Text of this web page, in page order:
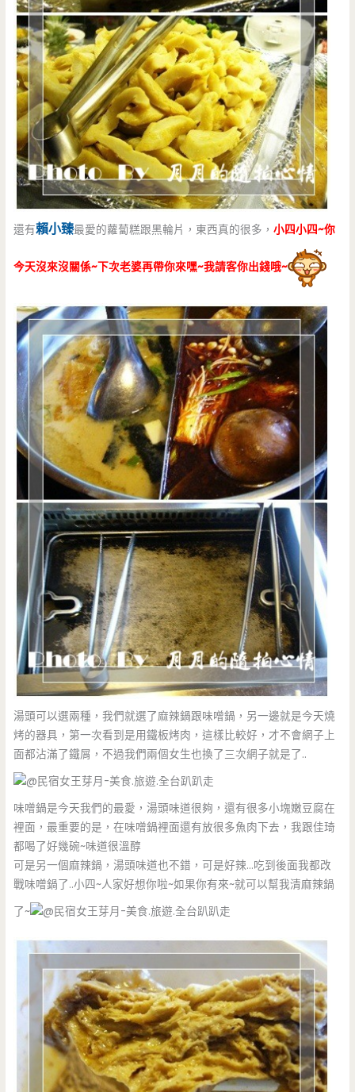
還有賴小臻最愛的蘿蔔糕跟黑輪片，東西真的很多，小四小四~你
今天沒來沒關係~下次老婆再帶你來嘿~我請客你出錢哦~
湯頭可以選兩種，我們就選了麻辣鍋跟味噌鍋，另一邊就是今天燒
烤的器具，第一次看到是用鐵板烤肉，這樣比較好，才不會網子上
面都沾滿了鐵屑，不過我們兩個女生也換了三次網子就是了..
味噌鍋是今天我們的最愛，湯頭味道很夠，還有很多小塊嫩豆腐在
裡面，最重要的是，在味噌鍋裡面還有放很多魚肉下去，我跟佳琦
都喝了好幾碗~味道很溫醇
可是另一個麻辣鍋，湯頭味道也不錯，可是好辣…吃到後面我都改
戰味噌鍋了..小四~人家好想你啦~如果你有來~就可以幫我清麻辣鍋
了~